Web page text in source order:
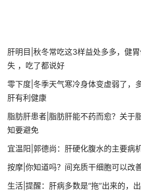
肝明目|秋冬常吃这3样益处多多，健
失 ，吃了都说好
零下度|冬季天气寒冷身体变虚弱了，
肝有利健康
脂肪肝患者|脂肪肝能不药而愈？关于
知要避免
宜温阳|郭德尚：肝硬化腹水的主要病
按摩|你知道吗？间充质干细胞可以改
生活|提醒：肝病多数是“拖”出来的，